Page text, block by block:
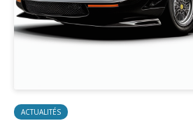
ACTUALITÉS